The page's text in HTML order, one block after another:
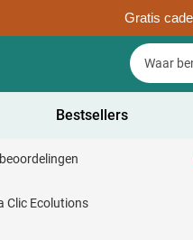
Gratis
Zoek
Zoek
Toon submenu voor
Bestsellers
87
Clic Ecolutions